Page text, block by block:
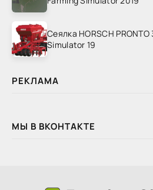
Сеялка HORSCH
Simulator 19
РЕКЛАМА
МЫ В ВКОНТАКТЕ